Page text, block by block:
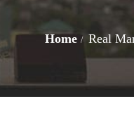
Home Real